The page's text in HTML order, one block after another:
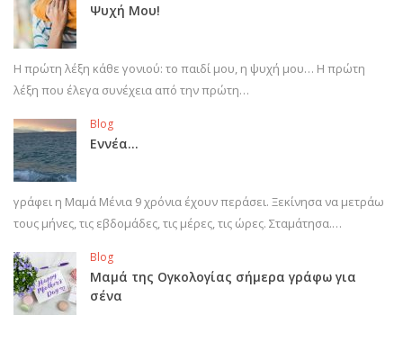
Ψυχή Μου!
Η πρώτη λέξη κάθε γονιού: το παιδί μου, η ψυχή μου… Η πρώτη
λέξη που έλεγα συνέχεια από την πρώτη…
Blog
Εννέα…
γράφει η Μαμά Μένια 9 χρόνια έχουν περάσει. Ξεκίνησα να μετράω
τους μήνες, τις εβδομάδες, τις μέρες, τις ώρες. Σταμάτησα.…
Blog
Μαμά της Ογκολογίας σήμερα γράφω για
σένα